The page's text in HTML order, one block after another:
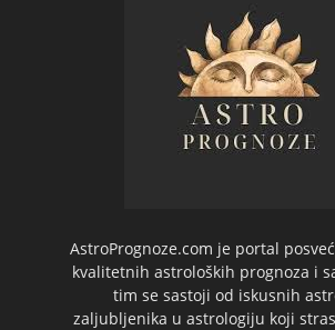
AstroPrognoze.com je portal
kvalitetnih astroloških prognoza i
tim se sastoji od iskusnih
zaljubljenika u astrologiju koji